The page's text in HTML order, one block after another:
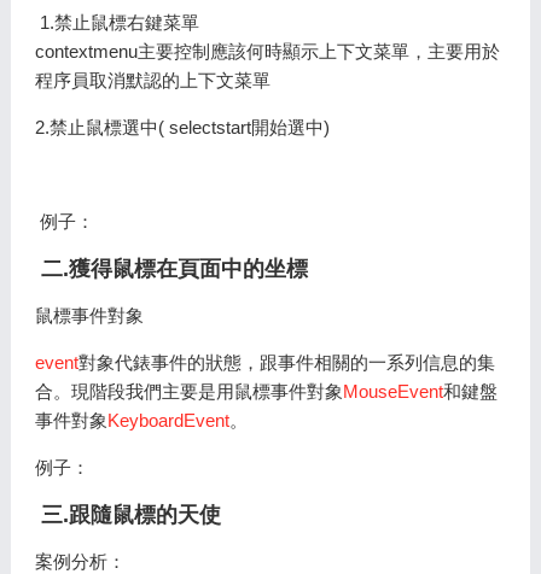
1.禁止鼠標右鍵菜單
contextmenu主要控制應該何時顯示上下文菜單，主要用於
程序員取消默認的上下文菜單
2.禁止鼠標選中( selectstart開始選中)
例子：
二.獲得鼠標在頁面中的坐標
鼠標事件對象
event對象代錶事件的狀態，跟事件相關的一系列信息的集
合。現階段我們主要是用鼠標事件對象MouseEvent和鍵盤
事件對象KeyboardEvent。
例子：
三.跟隨鼠標的天使
案例分析：